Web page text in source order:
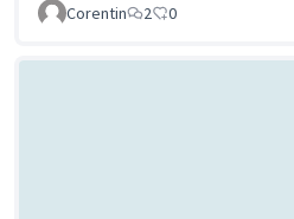
Corentin 2 0